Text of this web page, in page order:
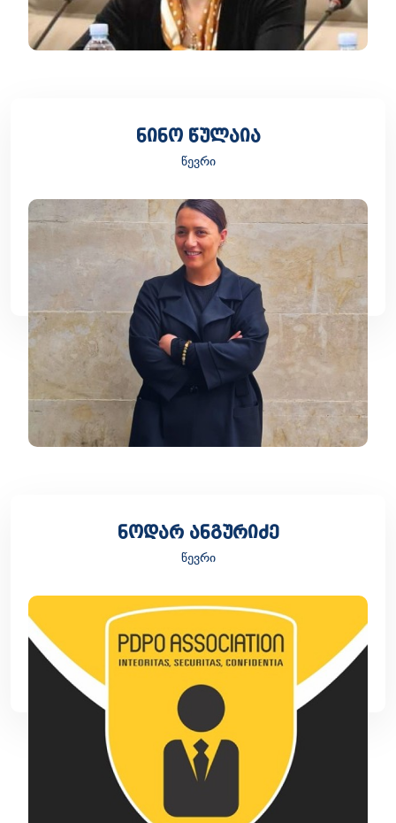
ნინო წულაია
წევრი
ნოდარ ანგურიძე
წევრი